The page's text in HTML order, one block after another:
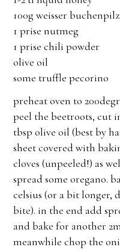
100g weisser buchenpilz
1 prise nutmeg
1 prise chili powder
olive oil
some truffle pecorino
preheat oven to
peel the beetroots, cut
tbsp olive oil (best by
sheet covered with
cloves (unpeeled!) as
spread some oregano.
celsius (or a bit longer,
bite). in the end add
and bake for another
meanwhile chop the